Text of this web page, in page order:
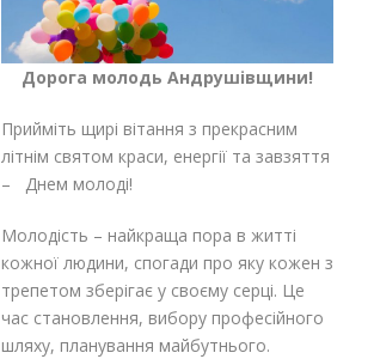
Дорога молодь Андрушівщини!
Прийміть щирі вітання з прекрасним
літнім святом краси, енергії та завзяття
– Днем молоді!
Молодість – найкраща пора в житті
кожної людини, спогади про яку кожен з
трепетом зберігає у своєму серці. Це
час становлення, вибору професійного
шляху, планування майбутнього.